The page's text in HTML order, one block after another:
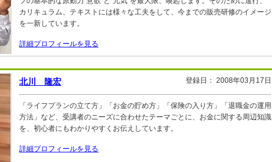
カリキュラム、テキストには様々な工夫をして、今までの販売研修のイメージ
を一新しています。
詳細プロフィールを見る
北川 隆宏 登録日： 2008年03月17日
「ライフプランの立て方」「お金の貯め方」「保険の入り方」「退職金の運用
方法」など、受講者のニーズに合わせたテーマごとに、お金に関する周辺知識
を、初心者にもわかりやすくお伝えしています。
詳細プロフィールを見る